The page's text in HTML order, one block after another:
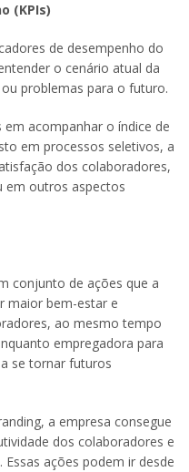
(KPIs)
de desempenho do
o cenário atual da
problemas para o futuro.
acompanhar o índice de
em processos seletivos, a
dos colaboradores,
em outros aspectos
conjunto de ações que a
maior bem-estar e
ao mesmo tempo
empregadora para
se tornar futuros
a empresa consegue
dos colaboradores e
ações podem ir desde